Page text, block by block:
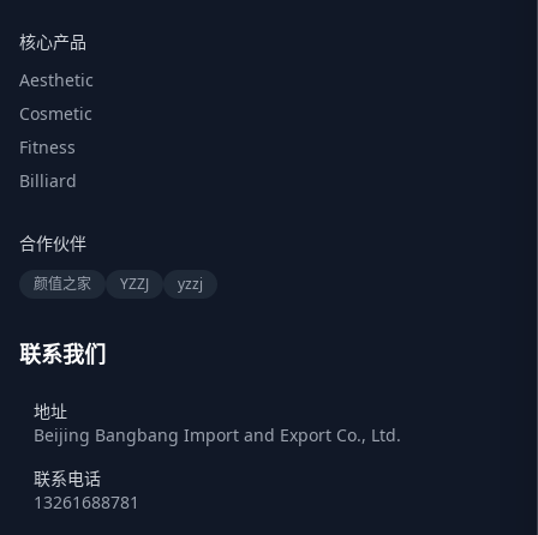
核心产品
Aesthetic
Cosmetic
Fitness
Billiard
合作伙伴
颜值之家 YZZJ yzzj
联系我们
地址
Beijing Bangbang Import and Export Co., Ltd.
联系电话
13261688781